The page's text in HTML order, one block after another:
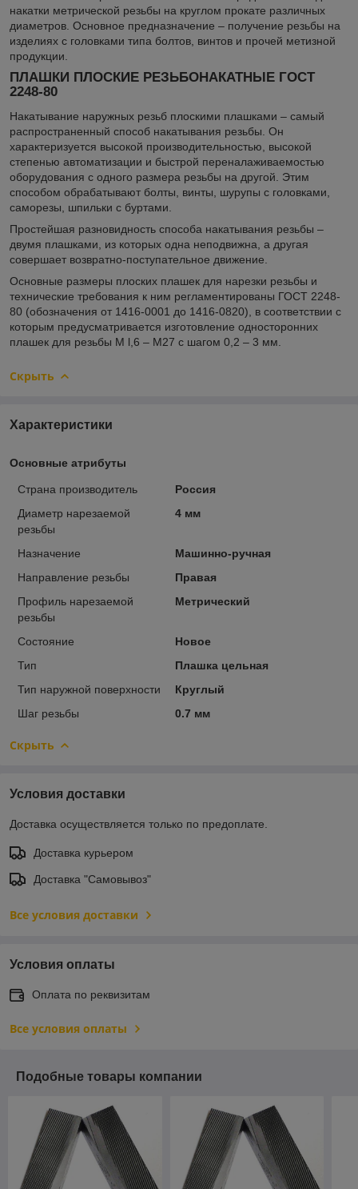
накатки метрической резьбы на круглом прокате различных
диаметров. Основное предназначение – получение резьбы на
изделиях с головками типа болтов, винтов и прочей метизной
продукции.
ПЛАШКИ ПЛОСКИЕ РЕЗЬБОНАКАТНЫЕ ГОСТ
2248-80
Накатывание наружных резьб плоскими плашками – самый
распространенный способ накатывания резьбы. Он
характеризуется высокой производительностью, высокой
степенью автоматизации и быстрой переналаживаемостью
оборудования с одного размера резьбы на другой. Этим
способом обрабатывают болты, винты, шурупы с головками,
саморезы, шпильки с буртами.
Простейшая разновидность способа накатывания резьбы –
двумя плашками, из которых одна неподвижна, а другая
совершает возвратно-поступательное движение.
Основные размеры плоских плашек для нарезки резьбы и
технические требования к ним регламентированы ГОСТ 2248-
80 (обозначения от 1416-0001 до 1416-0820), в соответствии с
которым предусматривается изготовление односторонних
плашек для резьбы M l,6 – М27 с шагом 0,2 – 3 мм.
Скрыть
Характеристики
Основные атрибуты
Страна производитель
Россия
Диаметр нарезаемой
резьбы
4 мм
Назначение
Машинно-ручная
Направление резьбы
Правая
Профиль нарезаемой
резьбы
Метрический
Состояние
Новое
Тип
Плашка цельная
Тип наружной поверхности
Круглый
Шаг резьбы
0.7 мм
Скрыть
Условия доставки
Доставка осуществляется только по предоплате.
Доставка курьером
Доставка "Самовывоз"
Все условия доставки
Условия оплаты
Оплата по реквизитам
Все условия оплаты
Подобные товары компании